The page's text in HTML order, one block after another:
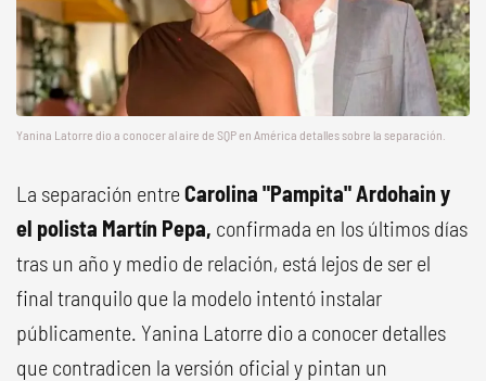
Yanina Latorre dio a conocer al aire de SQP en América detalles sobre la separación.
La separación entreCarolina "Pampita" Ardohain y
el polista Martín Pepa, confirmada en los últimos días
tras un año y medio de relación, está lejos de ser el
final tranquilo que la modelo intentó instalar
públicamente. Yanina Latorre dio a conocer detalles
que contradicen la versión oficial y pintan un